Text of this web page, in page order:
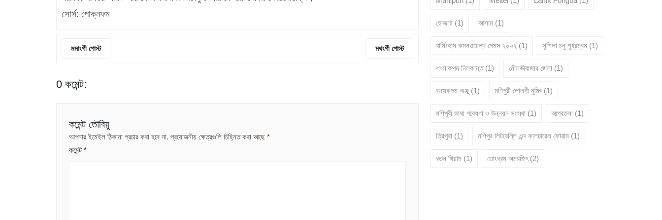
সোর্স: পোক্নফম
মমাংগী পোস্ট মথংগী পোস্ট
0 কমেন্ট:
কমেন্ট তৌবিয়ু
আপনার ইমেইল ঠিকানা প্রচার করা হবে না. প্রয়োজনীয় ক্ষেত্রগুলি চিহ্নিত করা আছে *
কমেন্ট *
হোজাই (1) আসাম (1)
বার্মিংহাম কমনওয়েল্থ গেমস ২০২২ (1) সুশিলা চনু পুখ্রম্বম (1)
শংলাকপম নিলকান্ত (1) মৌলভীবাজার জেলা (1)
অয়েকপম অঞ্জু (1) মণিপুরী লোলগী নুমিৎ (1)
মণিপুরী ভাষা গবেষণা ও উন্নয়ন সংস্থা (1) আগরতলা (1)
ত্রিপুরা (1) মণিপুর লিটরেল্লি এন্দ কালচারেল ফোরাম (1)
রতন থিয়াম (1) তোংব্রম অমরজিৎ (2)